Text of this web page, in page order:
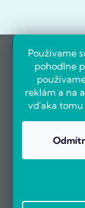
Používame
pohodlne
reklám a na
vďaka tomu
Referencie